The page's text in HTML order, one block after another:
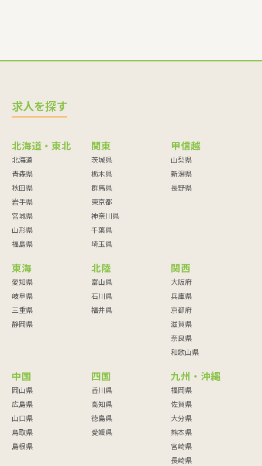
求人を探す
北海道・東北
北海道
青森県
秋田県
岩手県
宮城県
山形県
福島県
関東
茨城県
栃木県
群馬県
東京都
神奈川県
千葉県
埼玉県
甲信越
山梨県
新潟県
長野県
東海
愛知県
岐阜県
三重県
静岡県
北陸
富山県
石川県
福井県
関西
大阪府
兵庫県
京都府
滋賀県
奈良県
和歌山県
中国
岡山県
広島県
山口県
鳥取県
島根県
四国
香川県
高知県
徳島県
愛媛県
九州・沖縄
福岡県
佐賀県
大分県
熊本県
宮崎県
長崎県